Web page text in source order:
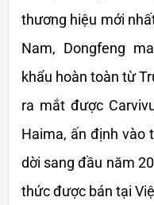
thương hiệu mới
Nam, Dongfeng
khẩu hoàn toàn từ
ra mắt được
Haima, ấn định vào
dời sang đầu năm
thức được bán tại